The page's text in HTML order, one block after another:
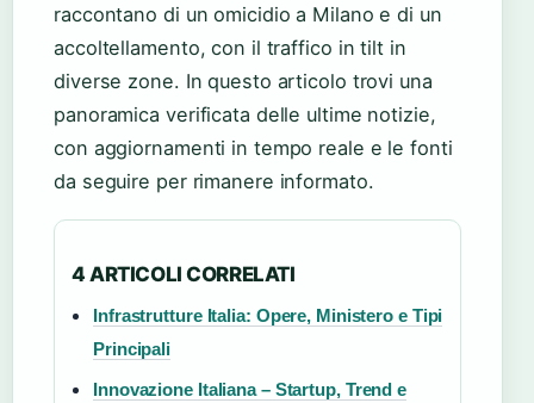
raccontano di un omicidio a Milano e di un
accoltellamento, con il traffico in tilt in
diverse zone. In questo articolo trovi una
panoramica verificata delle ultime notizie,
con aggiornamenti in tempo reale e le fonti
da seguire per rimanere informato.
4 ARTICOLI CORRELATI
Infrastrutture Italia: Opere, Ministero e Tipi
Principali
Innovazione Italiana – Startup, Trend e